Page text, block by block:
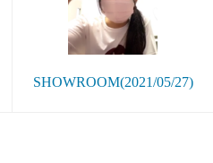
SHOWROOM(2021/05/27)